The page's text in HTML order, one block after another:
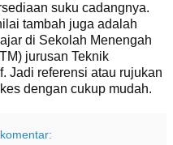
suku cadangnya.
tambah juga adalah
di Sekolah Menengah
jurusan Teknik
Jadi referensi atau rujukan
dengan cukup mudah.